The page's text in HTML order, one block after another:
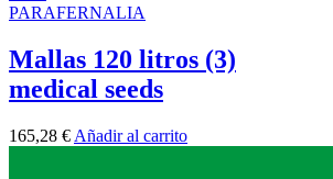
PARAFERNALIA
Mallas 120 litros (3)
medical seeds
165,28 € Añadir al carrito